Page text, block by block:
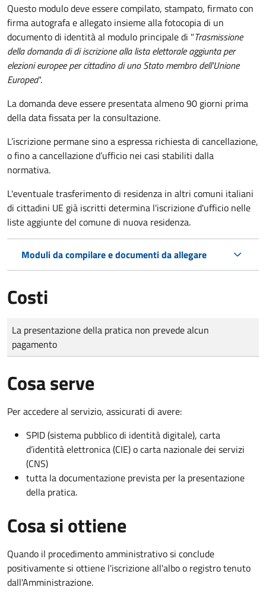
Questo modulo deve essere compilato, stampato, firmato con
firma autografa e allegato insieme alla fotocopia di un
documento di identità al modulo principale di "Trasmissione
della domanda di di iscrizione alla lista elettorale aggiunta per
elezioni europee per cittadino di uno Stato membro dell'Unione
Europea".
La domanda deve essere presentata almeno 90 giorni prima
della data fissata per la consultazione.
L’iscrizione permane sino a espressa richiesta di cancellazione,
o fino a cancellazione d’ufficio nei casi stabiliti dalla
normativa.
L'eventuale trasferimento di residenza in altri comuni italiani
di cittadini UE già iscritti determina l'iscrizione d'ufficio nelle
liste aggiunte del comune di nuova residenza.
Moduli da compilare e documenti da allegare
Costi
Tipo di pagamento
Importo
La presentazione della pratica non prevede alcun
pagamento
Cosa serve
Per accedere al servizio, assicurati di avere:
SPID (sistema pubblico di identità digitale), carta
d’identità elettronica (CIE) o carta nazionale dei servizi
(CNS)
tutta la documentazione prevista per la presentazione
della pratica.
Cosa si ottiene
Quando il procedimento amministrativo si conclude
positivamente si ottiene l'iscrizione all'albo o registro tenuto
dall'Amministrazione.